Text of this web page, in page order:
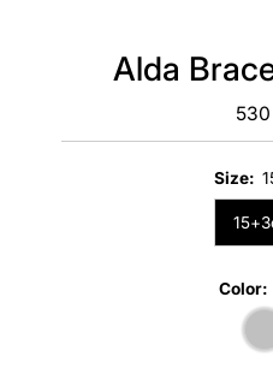
Alda
Size:
Color: